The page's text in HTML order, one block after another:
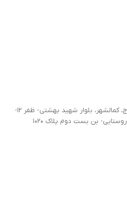
آدرس کارخانه: استان البرز، کرج، کمالشهر، بلوار شهید بهشتی- ظفر 12-
بن بست دوم پلاک 1020